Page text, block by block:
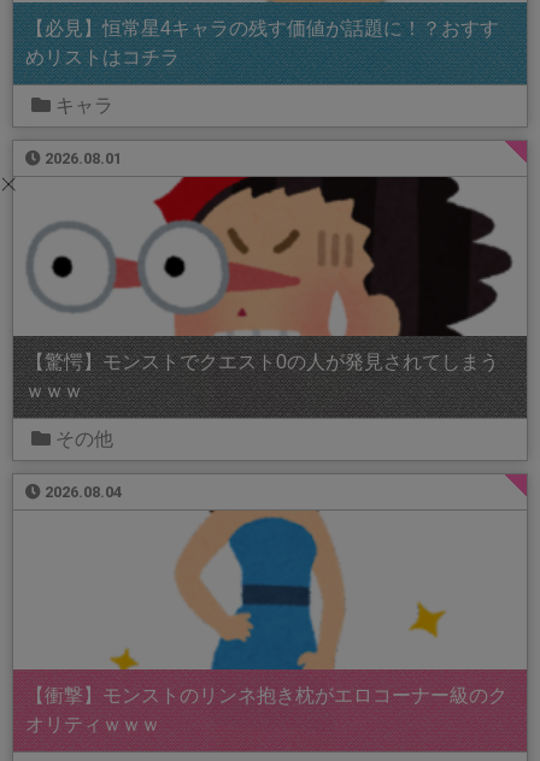
【必見】恒常星4キャラの残す価値が話題に！？おすす
めリストはコチラ
キャラ
2026.08.01
【驚愕】モンストでクエスト0の人が発見されてしまう
ｗｗｗ
その他
2026.08.04
【衝撃】モンストのリンネ抱き枕がエロコーナー級のク
オリティｗｗｗ